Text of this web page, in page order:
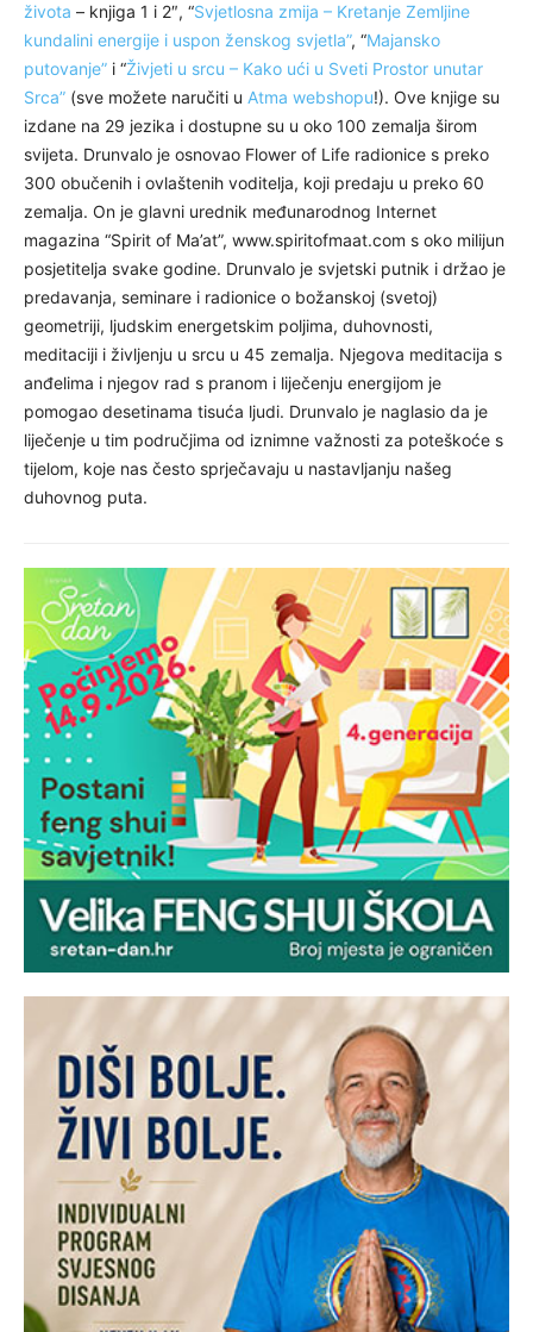
života – knjiga 1 i 2″, “Svjetlosna zmija – Kretanje Zemljine
kundalini energije i uspon ženskog svjetla”, “Majansko
putovanje” i “Živjeti u srcu – Kako ući u Sveti Prostor unutar
Srca” (sve možete naručiti u Atma webshopu!). Ove knjige su
izdane na 29 jezika i dostupne su u oko 100 zemalja širom
svijeta. Drunvalo je osnovao Flower of Life radionice s preko
300 obučenih i ovlaštenih voditelja, koji predaju u preko 60
zemalja. On je glavni urednik međunarodnog Internet
magazina “Spirit of Ma’at”, www.spiritofmaat.com s oko milijun
posjetitelja svake godine. Drunvalo je svjetski putnik i držao je
predavanja, seminare i radionice o božanskoj (svetoj)
geometriji, ljudskim energetskim poljima, duhovnosti,
meditaciji i življenju u srcu u 45 zemalja. Njegova meditacija s
anđelima i njegov rad s pranom i liječenju energijom je
pomogao desetinama tisuća ljudi. Drunvalo je naglasio da je
liječenje u tim područjima od iznimne važnosti za poteškoće s
tijelom, koje nas često sprječavaju u nastavljanju našeg
duhovnog puta.